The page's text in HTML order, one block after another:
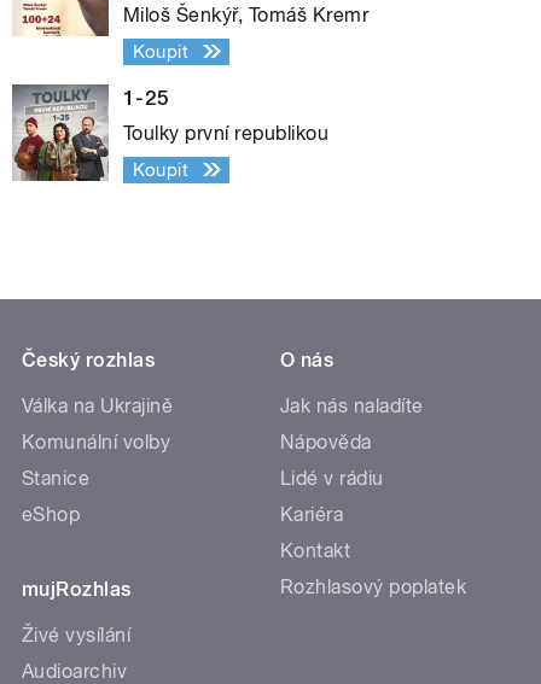
Miloš Šenkýř, Tomáš Kremr
Koupit
1-25
Toulky první republikou
Koupit
Český rozhlas
Válka na Ukrajině
Komunální volby
Stanice
eShop
mujRozhlas
Živé vysílání
Audioarchiv
O nás
Jak nás naladíte
Nápověda
Lidé v rádiu
Kariéra
Kontakt
Rozhlasový poplatek